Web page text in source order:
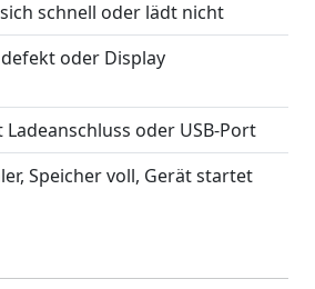
schnell oder lädt nicht
oder Display
oder USB-Port
Speicher voll, Gerät startet